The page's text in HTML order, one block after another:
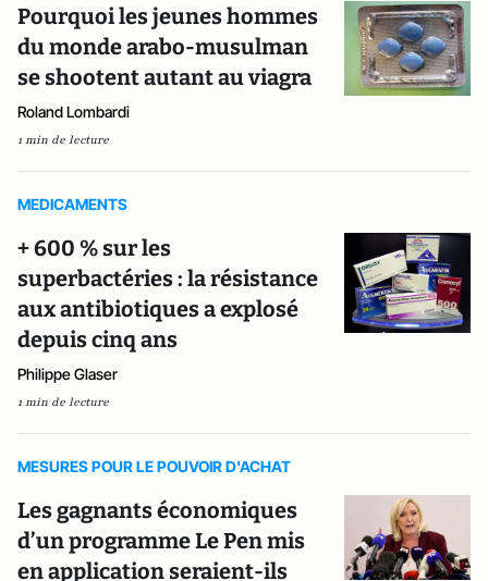
Pourquoi les jeunes hommes
du monde arabo-musulman
se shootent autant au viagra
Roland Lombardi
1 min de lecture
MEDICAMENTS
+ 600 % sur les
superbactéries : la résistance
aux antibiotiques a explosé
depuis cinq ans
Philippe Glaser
1 min de lecture
MESURES POUR LE POUVOIR D'ACHAT
Les gagnants économiques
d’un programme Le Pen mis
en application seraient-ils